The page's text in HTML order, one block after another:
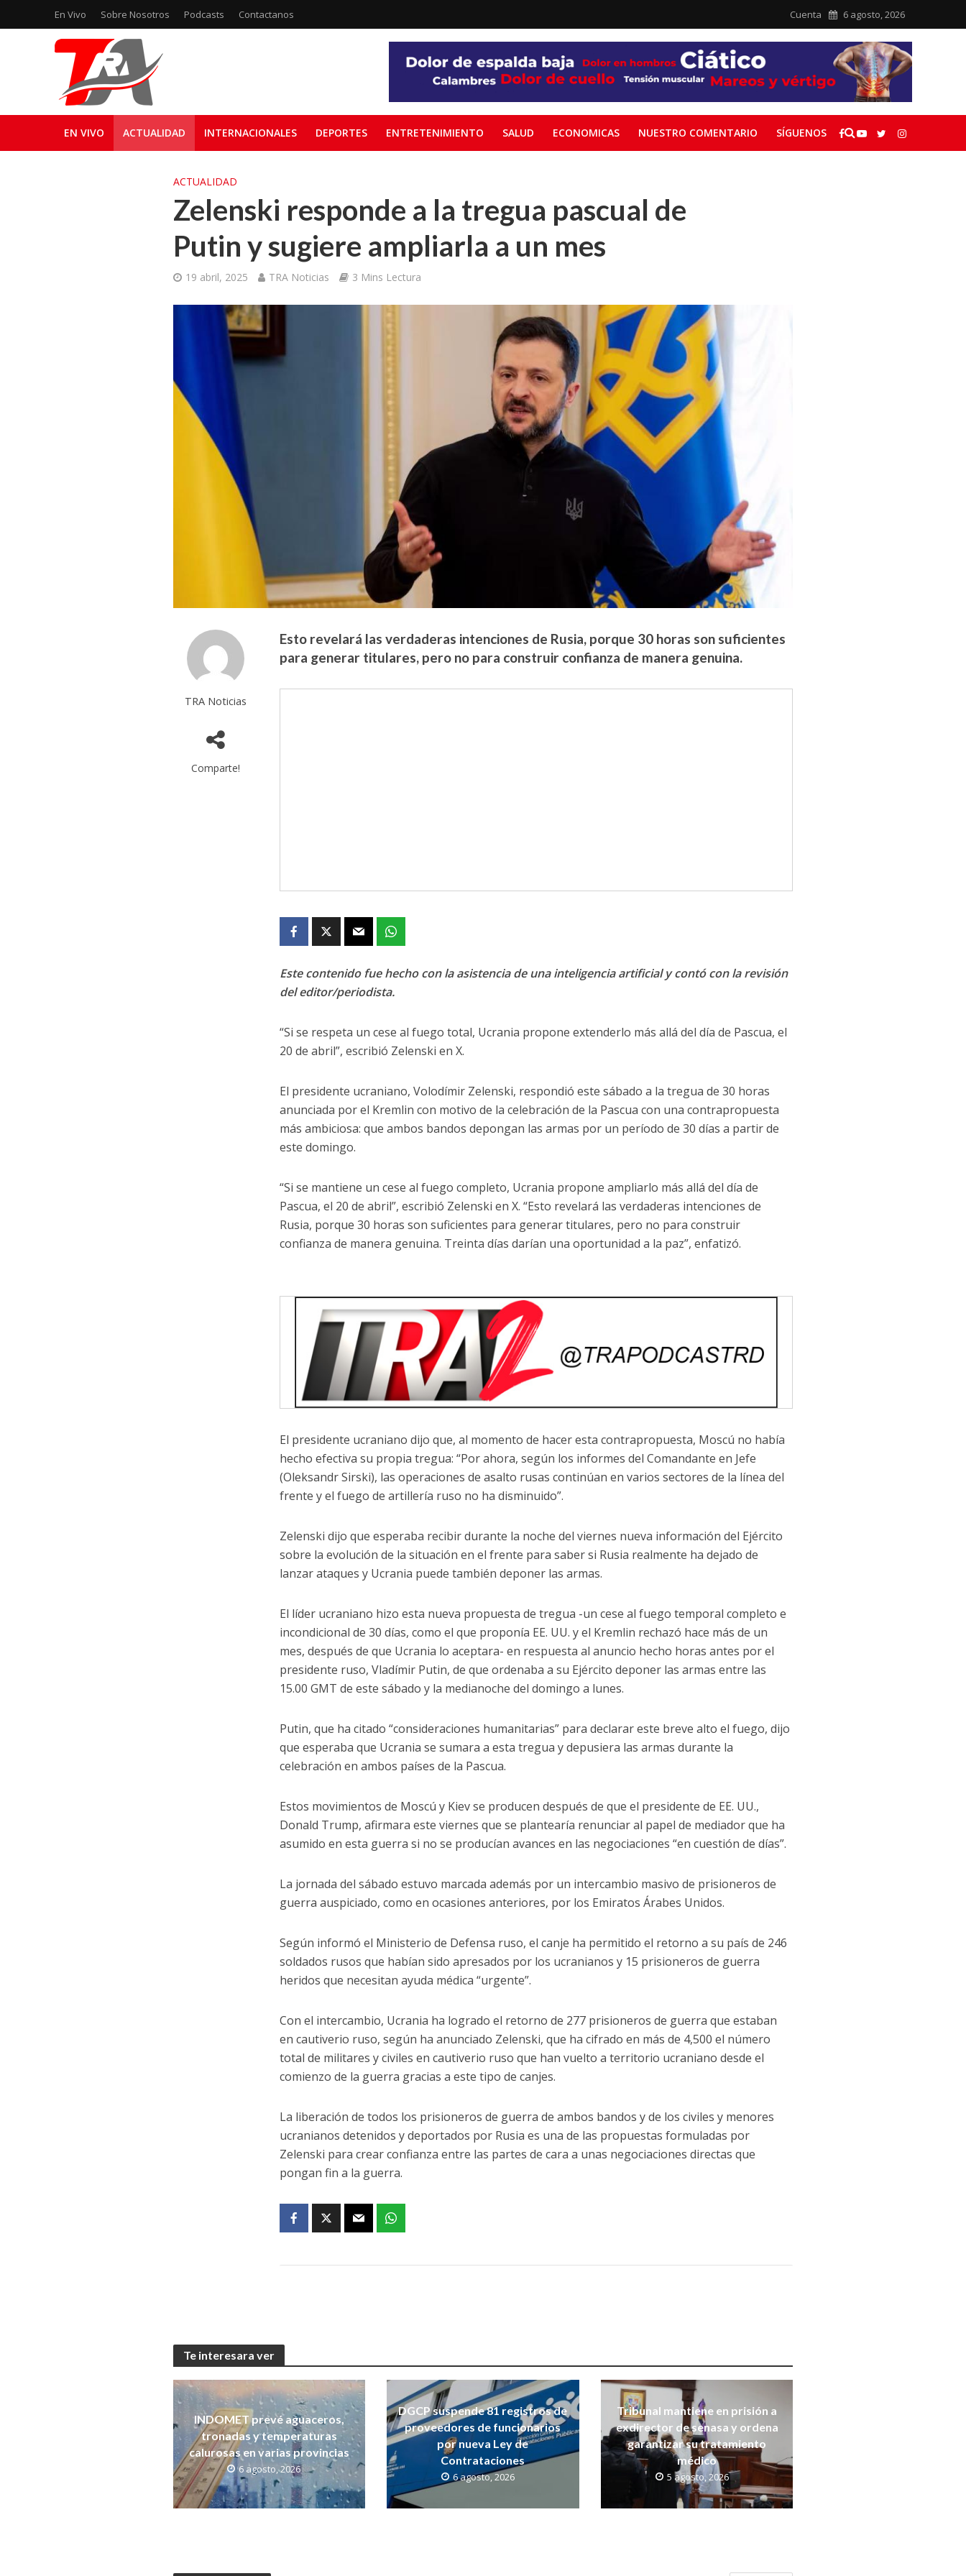
En Vivo Sobre Nosotros Podcasts Contactanos Cuenta 6 agosto, 2026
EN VIVO ACTUALIDAD INTERNACIONALES DEPORTES ENTRETENIMIENTO SALUD ECONOMICAS NUESTRO COMENTARIO SÍGUENOS
ACTUALIDAD
Zelenski responde a la tregua pascual de
Putin y sugiere ampliarla a un mes
19 abril, 2025 TRA Noticias 3 Mins Lectura
TRA Noticias
Comparte!
Esto revelará las verdaderas intenciones de Rusia, porque 30 horas son suficientes
para generar titulares, pero no para construir confianza de manera genuina.
Este contenido fue hecho con la asistencia de una inteligencia artificial y contó con la revisión
del editor/periodista.
“Si se respeta un cese al fuego total, Ucrania propone extenderlo más allá del día de Pascua, el
20 de abril”, escribió Zelenski en X.
El presidente ucraniano, Volodímir Zelenski, respondió este sábado a la tregua de 30 horas
anunciada por el Kremlin con motivo de la celebración de la Pascua con una contrapropuesta
más ambiciosa: que ambos bandos depongan las armas por un período de 30 días a partir de
este domingo.
“Si se mantiene un cese al fuego completo, Ucrania propone ampliarlo más allá del día de
Pascua, el 20 de abril”, escribió Zelenski en X. “Esto revelará las verdaderas intenciones de
Rusia, porque 30 horas son suficientes para generar titulares, pero no para construir
confianza de manera genuina. Treinta días darían una oportunidad a la paz”, enfatizó.
El presidente ucraniano dijo que, al momento de hacer esta contrapropuesta, Moscú no había
hecho efectiva su propia tregua: “Por ahora, según los informes del Comandante en Jefe
(Oleksandr Sirski), las operaciones de asalto rusas continúan en varios sectores de la línea del
frente y el fuego de artillería ruso no ha disminuido”.
Zelenski dijo que esperaba recibir durante la noche del viernes nueva información del Ejército
sobre la evolución de la situación en el frente para saber si Rusia realmente ha dejado de
lanzar ataques y Ucrania puede también deponer las armas.
El líder ucraniano hizo esta nueva propuesta de tregua -un cese al fuego temporal completo e
incondicional de 30 días, como el que proponía EE. UU. y el Kremlin rechazó hace más de un
mes, después de que Ucrania lo aceptara- en respuesta al anuncio hecho horas antes por el
presidente ruso, Vladímir Putin, de que ordenaba a su Ejército deponer las armas entre las
15.00 GMT de este sábado y la medianoche del domingo a lunes.
Putin, que ha citado “consideraciones humanitarias” para declarar este breve alto el fuego, dijo
que esperaba que Ucrania se sumara a esta tregua y depusiera las armas durante la
celebración en ambos países de la Pascua.
Estos movimientos de Moscú y Kiev se producen después de que el presidente de EE. UU.,
Donald Trump, afirmara este viernes que se plantearía renunciar al papel de mediador que ha
asumido en esta guerra si no se producían avances en las negociaciones “en cuestión de días”.
La jornada del sábado estuvo marcada además por un intercambio masivo de prisioneros de
guerra auspiciado, como en ocasiones anteriores, por los Emiratos Árabes Unidos.
Según informó el Ministerio de Defensa ruso, el canje ha permitido el retorno a su país de 246
soldados rusos que habían sido apresados por los ucranianos y 15 prisioneros de guerra
heridos que necesitan ayuda médica “urgente”.
Con el intercambio, Ucrania ha logrado el retorno de 277 prisioneros de guerra que estaban
en cautiverio ruso, según ha anunciado Zelenski, que ha cifrado en más de 4,500 el número
total de militares y civiles en cautiverio ruso que han vuelto a territorio ucraniano desde el
comienzo de la guerra gracias a este tipo de canjes.
La liberación de todos los prisioneros de guerra de ambos bandos y de los civiles y menores
ucranianos detenidos y deportados por Rusia es una de las propuestas formuladas por
Zelenski para crear confianza entre las partes de cara a unas negociaciones directas que
pongan fin a la guerra.
Te interesara ver
INDOMET prevé aguaceros,
tronadas y temperaturas
calurosas en varias provincias
6 agosto, 2026
DGCP suspende 81 registros de
proveedores de funcionarios
por nueva Ley de
Contrataciones
6 agosto, 2026
Tribunal mantiene en prisión a
exdirector de senasa y ordena
garantizar su tratamiento
médico
5 agosto, 2026